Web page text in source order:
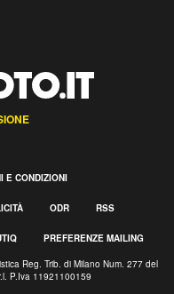
E CONDIZIONI
ODR RSS
PREFERENZE MAILING
Reg. Trib. di Milano Num. 277 del
P.Iva 11921100159